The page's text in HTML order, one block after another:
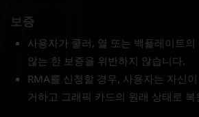
보증
사용자가 쿨러, 열 또는 백플레이트
않는 한 보증을 위반하지 않습니다.
RMA를 신청할 경우, 사용자는 자신
거하고 그래픽 카드의 원래 상태로